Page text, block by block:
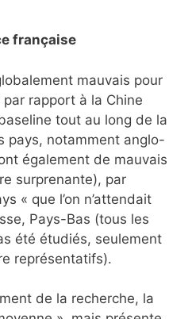
française
mauvais pour
rapport à la Chine
tout au long de la
pays, notamment anglo-
également de mauvais
surprenante), par
« que l’on n’attendait
Pays-Bas (tous les
été étudiés, seulement
représentatifs).
de la recherche, la